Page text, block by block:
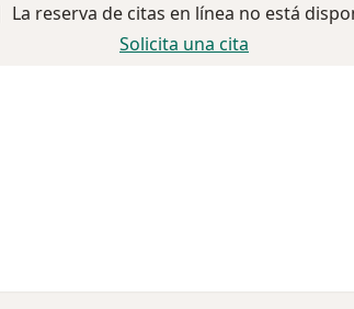
La reserva de citas en línea no está
Solicita una cita